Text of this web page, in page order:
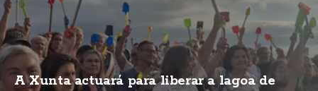
A Xunta actuará para liberar a lagoa de